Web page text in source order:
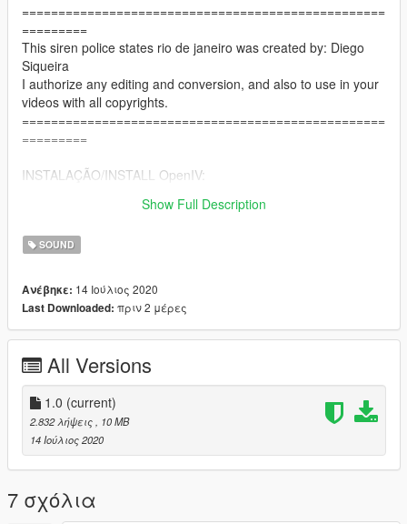
==================================================
=========
This siren police states rio de janeiro was created by: Diego
Siqueira
I authorize any editing and conversion, and also to use in your
videos with all copyrights.
==================================================
=========
INSTALAÇÃO/INSTALL OpenIV:
OFFILINE: x64/audio/sfx/resident.rpf
Show Full Description
SOUND
Ανέβηκε: 14 Ιούλιος 2020
Last Downloaded: πριν 2 μέρες
All Versions
1.0 (current)
2.832 λήψεις
, 10 MB
14 Ιούλιος 2020
7 σχόλια